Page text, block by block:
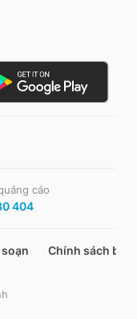
cáo
404
soạn Chính sách bảo